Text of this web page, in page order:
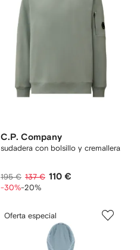
C.P. Company
sudadera con bolsillo y cremallera
195 € 137 € 110 €
-30%-20%
Oferta especial